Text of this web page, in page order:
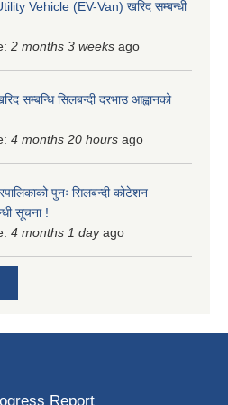
Vehicle (EV-Van) खरिद सम्बन्धी
2 months 3 weeks ago
सम्बन्धि सिलबन्दी दरभाउ आह्वानको
4 months 20 hours ago
पुनः सिलबन्दी कोटेशन
सूचना !
4 months 1 dayago
Report